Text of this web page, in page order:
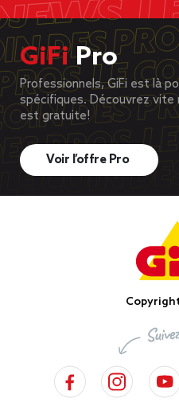
GiFiPro
Professionnels, GiFi est là
spécifiques. Découvrez vite
est gratuite!
Voir l’offre Pro